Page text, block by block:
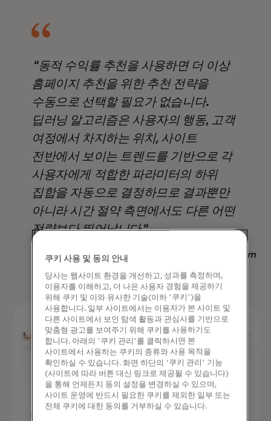
"동적 수익률 추천을 사용하면 더 이상
홈페이지 추천을 위한 추천 전략을
수동으로 선택할 필요가 없습니다.
딥러닝 알고리즘은 사용자의 행동, 고객
여정에서 차지하는 위치, 사이트
전반에서 보이는 트렌드를 기반으로 각
사용자에게 적합한 파라미터의 하위
집합을 자동으로 결정하므로 결과뿐만
아니라 시간 절약 측면에서도 다른 어떤
전략보다 뛰어납니다".
Nadav Yekutiel, Head of Data, GlassesUSA.com
쿠키 사용 및 동의 안내
당사는 웹사이트 환경을 개선하고, 성과를 측정하며,
이용자를 이해하고, 더 나은 사용자 경험을 제공하기
위해 쿠키 및 이와 유사한 기술(이하 '쿠키')을
사용합니다. 일부 사이트에서는 이용자가 본 사이트 및
다른 사이트에서 보인 탐색 활동과 관심사를 기반으로
맞춤형 광고를 보여주기 위해 쿠키를 사용하기도
합니다. 아래의 '쿠키 관리'를 클릭하시면 본
사이트에서 사용하는 쿠키의 종류와 사용 목적을
확인하실 수 있습니다. 화면 하단의 '쿠키 관리' 기능
(사이트에 따라 버튼 대신 링크로 제공될 수 있습니다)
을 통해 언제든지 동의 설정을 변경하실 수 있으며,
사이트 운영에 반드시 필요한 쿠키를 제외한 일부 또는
전체 쿠키에 대한 동의를 거부하실 수 있습니다.